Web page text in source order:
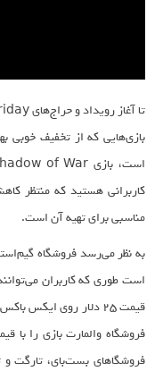
بازی‌هایی که از تخفیف خوبی
کاربرانی هستید که منتظر
مناسبی برای تهیه آن است.
به نظر می‌رسد فروشگاه